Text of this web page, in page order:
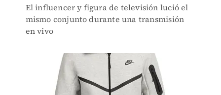
El influencer y figura de televisión lució el
mismo conjunto durante una transmisión
en vivo